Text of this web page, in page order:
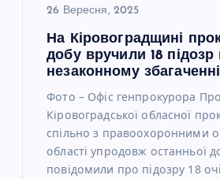
26 Вересня, 2025
На Кіровоградщині
добу вручили 18 підозр
незаконному збагаченні
Фото – Офіс генпрокурора
Кіровоградської обласної
спільно з правоохоронними
області упродовж останньої
повідомили про підозру 18